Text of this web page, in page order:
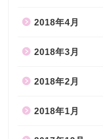
2018年4月
2018年3月
2018年2月
2018年1月